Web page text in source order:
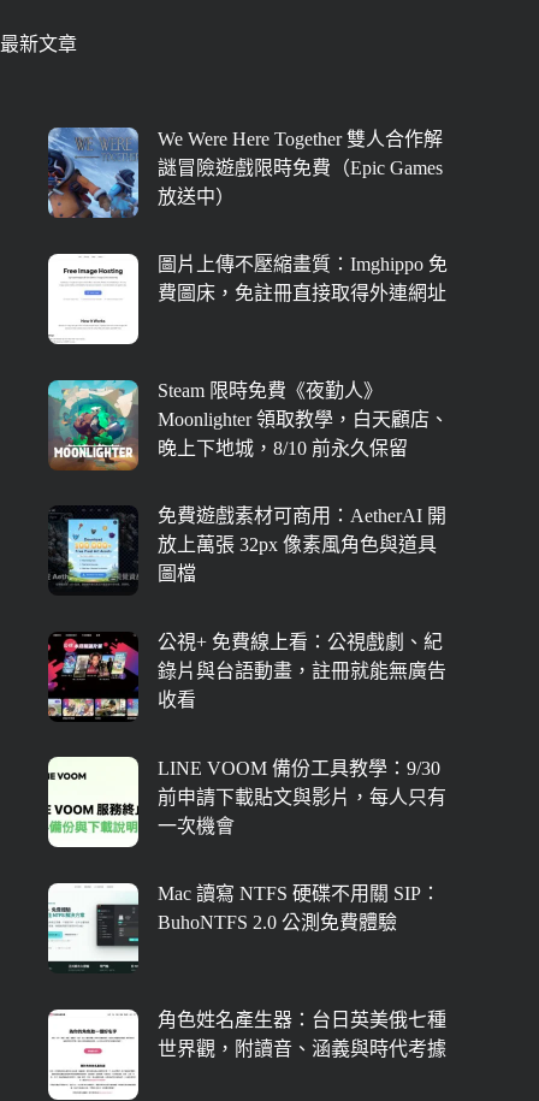
最新文章
We Were Here Together 雙人合作解
謎冒險遊戲限時免費（Epic Games
放送中）
圖片上傳不壓縮畫質：Imghippo 免
費圖床，免註冊直接取得外連網址
Steam 限時免費《夜勤人》
Moonlighter 領取教學，白天顧店、
晚上下地城，8/10 前永久保留
免費遊戲素材可商用：AetherAI 開
放上萬張 32px 像素風角色與道具
圖檔
公視+ 免費線上看：公視戲劇、紀
錄片與台語動畫，註冊就能無廣告
收看
LINE VOOM 備份工具教學：9/30
前申請下載貼文與影片，每人只有
一次機會
Mac 讀寫 NTFS 硬碟不用關 SIP：
BuhoNTFS 2.0 公測免費體驗
角色姓名產生器：台日英美俄七種
世界觀，附讀音、涵義與時代考據